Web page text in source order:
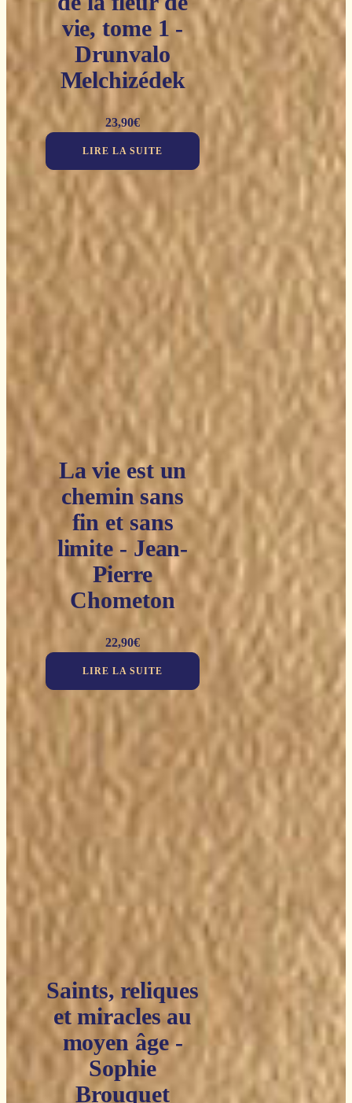
vie, tome 1 -
Drunvalo
Melchizédek
23,90€
LIRE LA SUITE
La vie est un
chemin sans
fin et sans
limite - Jean-
Pierre
Chometon
22,90€
LIRE LA SUITE
Saints, reliques
et miracles au
moyen âge -
Sophie
Brouquet